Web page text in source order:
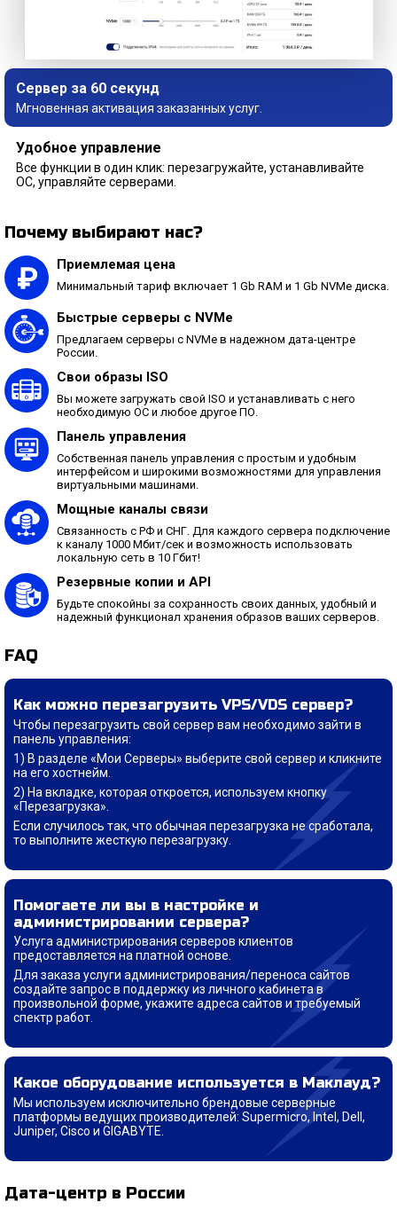
Сервер за 60 секунд
Мгновенная активация заказанных услуг.
Удобное управление
Все функции в один клик: перезагружайте, устанавливайте
ОС, управляйте серверами.
Почему выбирают нас?
Приемлемая цена
Минимальный тариф включает 1 Gb RAM и 1 Gb NVMe диска.
Быстрые серверы с NVMe
Предлагаем серверы с NVMe в надежном дата-центре
России.
Свои образы ISO
Вы можете загружать свой ISO и устанавливать с него
необходимую ОС и любое другое ПО.
Панель управления
Собственная панель управления с простым и удобным
интерфейсом и широкими возможностями для управления
виртуальными машинами.
Мощные каналы связи
Связанность с РФ и СНГ. Для каждого сервера подключение
к каналу 1000 Мбит/сек и возможность использовать
локальную сеть в 10 Гбит!
Резервные копии и API
Будьте спокойны за сохранность своих данных, удобный и
надежный функционал хранения образов ваших серверов.
FAQ
Как можно перезагрузить VPS/VDS сервер?
Чтобы перезагрузить свой сервер вам необходимо зайти в
панель управления:
В разделе «Мои Серверы» выберите свой сервер и кликните
на его хостнейм.
На вкладке, которая откроется, используем кнопку
«Перезагрузка».
Если случилось так, что обычная перезагрузка не сработала,
то выполните жесткую перезагрузку.
Помогаете ли вы в настройке и
администрировании сервера?
Услуга администрирования серверов клиентов
предоставляется на платной основе.
Для заказа услуги администрирования/переноса сайтов
создайте запрос в поддержку из личного кабинета в
произвольной форме, укажите адреса сайтов и требуемый
спектр работ.
Какое оборудование используется в Маклауд?
Мы используем исключительно брендовые серверные
платформы ведущих производителей: Supermicro, Intel, Dell,
Juniper, Cisco и GIGABYTE.
Дата-центр в России